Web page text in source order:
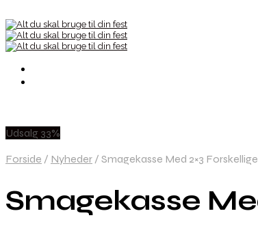
Udsalg 33%
Forside / Nyheder / Smagekasse Med 2×3
Smagekasse